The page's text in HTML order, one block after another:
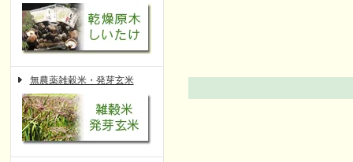
無農薬雑穀米・発芽玄米